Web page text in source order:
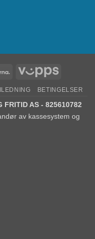
BETINGELSER
FRITID AS - 825610782
av kassesystem og